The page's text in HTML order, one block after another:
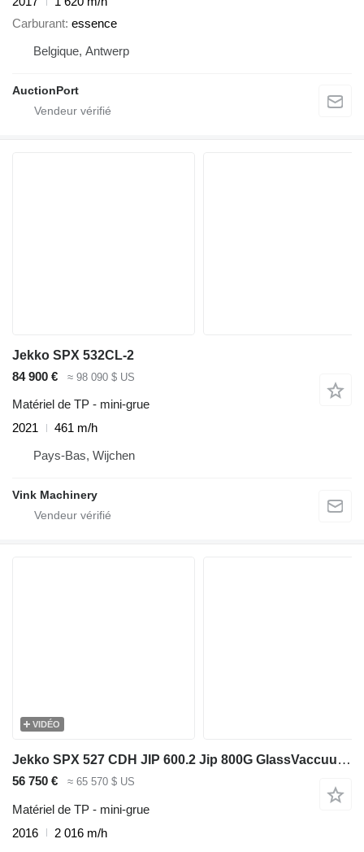
Carburant essence
Belgique, Antwerp
AuctionPort
Jekko SPX 532CL-2
84 900 €
≈ 98 090 $ US
Matériel de TP - mini-grue
2021
461 m/h
Pays-Bas, Wijchen
Vink Machinery
VIDÉO
Jekko SPX 527 CDH JIP 600.2 Jip 800G GlassVaccuum MR800
56 750 € ≈ 65 570 $ US
Matériel de TP - mini-grue
2016
2 016 m/h